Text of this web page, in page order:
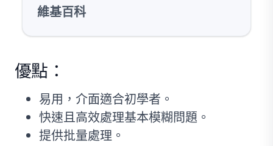
維基百科
優點：
易用，介面適合初學者。
快速且高效處理基本模糊問題。
提供批量處理。